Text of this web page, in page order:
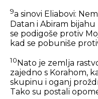
9a sinovi Eliabovi:
Datan i Abiram
se podigoše protiv
kad se pobuniše
10Nato je zemlja
zajedno s Korahom,
skupinu i oganj
Tako su postali